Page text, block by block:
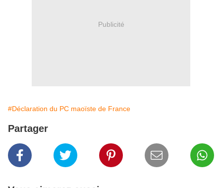
Publicité
#Déclaration du PC maoïste de France
Partager